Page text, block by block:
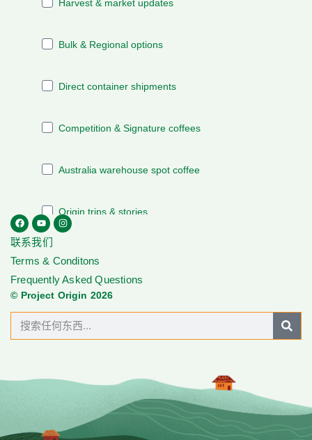
联系我们
Terms & Conditons
Frequently Asked Questions
© Project Origin 2026